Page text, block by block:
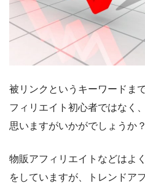
被リンクというキーワードま
フィリエイト初心者ではなく
思いますがいかがでしょうか？
物販アフィリエイトなどはよ
をしていますが、トレンドア